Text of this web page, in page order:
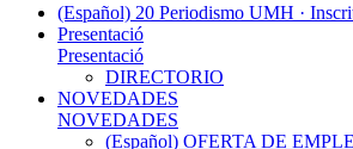
(Español) 20 Periodismo UMH ·
Presentació
Presentació
DIRECTORIO
NOVEDADES
NOVEDADES
(Español) OFERTA DE